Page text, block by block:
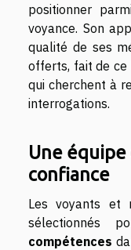
positionner
voyance. Son
qualité de ses
offerts, fait de ce
qui cherchent à
interrogations.
Une
confiance
Les voyants et
sélectionnés
compétences